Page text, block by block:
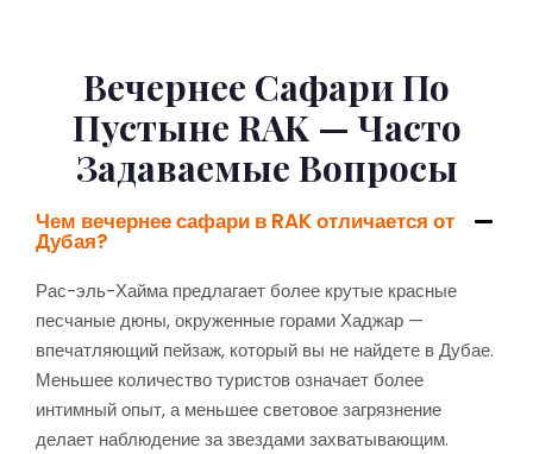
Вечернее Сафари По
Пустыне RAK — Часто
Задаваемые Вопросы
Чем вечернее сафари в RAK отличается от
Дубая?
Рас-эль-Хайма предлагает более крутые красные
песчаные дюны, окруженные горами Хаджар —
впечатляющий пейзаж, который вы не найдете в Дубае.
Меньшее количество туристов означает более
интимный опыт, а меньшее световое загрязнение
делает наблюдение за звездами захватывающим.